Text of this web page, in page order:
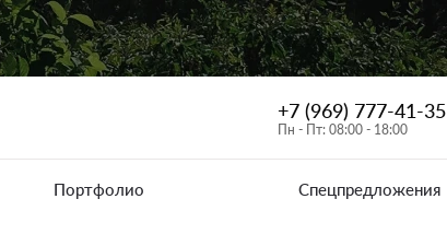
+7 (969) 777-41-35
Пн - Пт: 08:00 - 18:00
Портфолио Спецпредложения